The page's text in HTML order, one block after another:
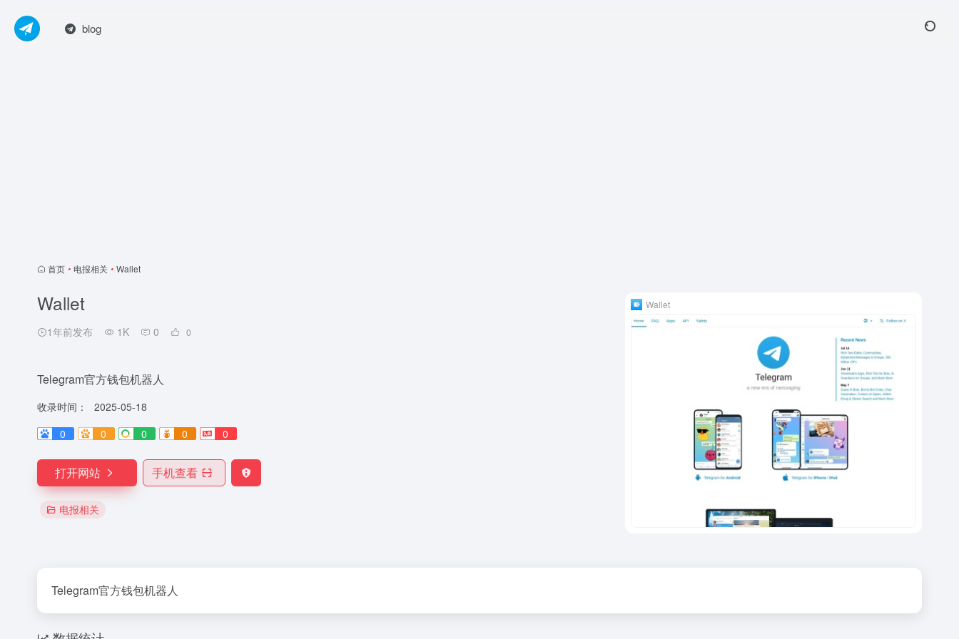
blog
首页 • 电报相关 • Wallet
Wallet
1年前发布 1K 0 0
Telegram官方钱包机器人
收录时间：
2025-05-18
0
0 0 0 0
打开网站 手机查看
电报相关
Wallet
Telegram官方钱包机器人